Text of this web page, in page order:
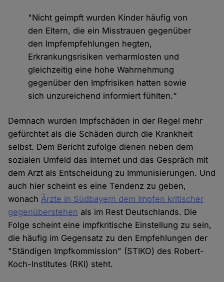
"Nicht geimpft wurden Kinder häufig von
den Eltern, die ein Misstrauen gegenüber
den Impfempfehlungen hegten,
Erkrankungsrisiken verharmlosten und
gleichzeitig eine hohe Wahrnehmung
gegenüber den Impfrisiken hatten sowie
sich unzureichend informiert fühlten.“
Demnach wurden Impfschäden in der Regel mehr
gefürchtet als die Schäden durch die Krankheit
selbst. Dem Bericht zufolge dienen neben dem
sozialen Umfeld das Internet und das Gespräch mit
dem Arzt als Entscheidung zu Immunisierungen. Und
auch hier scheint es eine Tendenz zu geben,
wonachÄrzte in Südbayern dem Impfen kritischer
gegenüberstehen als im Rest Deutschlands. Die
Folge scheint eine impfkritische Einstellung zu sein,
die häufig im Gegensatz zu den Empfehlungen der
"Ständigen Impfkommission" (STIKO) des Robert-
Koch-Institutes (RKI) steht.